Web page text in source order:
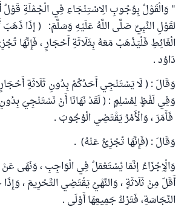
" وَالْقَوْلُ بِوُجُوبِ الِاسْتِنْجَاءِ فِي الْجُمْلَةِ قَوْلُ
لقَوْلِ النَّبِيِّ صَلَّى اللَّهُ عَلَيْهِ وَسَلَّمَ: ( إذَا
الْغَائِطِ فَلْيَذْهَبْ مَعَهُ بِثَلَاثَةِ أَحْجَارٍ ، فَإِنَّهَا
دَاوُد .
وَقَالَ : ( لَا يَسْتَنْجِي أَحَدُكُمْ بِدُونِ ثَلَاثَةِ
وَفِي لَفْظٍ لِمُسْلِمٍ : ( لَقَدْ نَهَانَا أَنْ نَسْتَنْجِيَ
فَأَمَرَ ، وَالْأَمْرُ يَقْتَضِي الْوُجُوبَ .
وَقَالَ : (فَإِنَّهَا تُجْزِئُ عَنْهُ) .
وَالْإِجْزَاءُ إنَّمَا يُسْتَعْمَلُ فِي الْوَاجِبِ ، وَنَهَى
أَقَلّ مِنْ ثَلَاثَةٍ ، وَالنَّهْيُ يَقْتَضِي التَّحْرِيمَ ،
النَّجَاسَةِ، فَتَرْكُ جَمِيعِهَا أَوْلَى .